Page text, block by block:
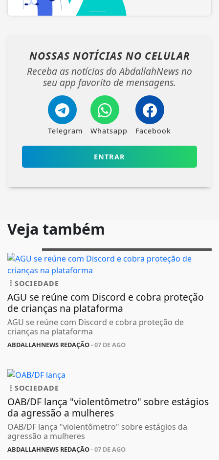
NOSSAS NOTÍCIAS NO CELULAR
Receba as notícias do AbdallahNews no
seu app favorito de mensagens.
Telegram Whatsapp Facebook
ENTRAR
Veja também
SOCIEDADE
AGU se reúne com Discord e cobra proteção
de crianças na plataforma
AGU se reúne com Discord e cobra proteção de
crianças na plataforma
ABDALLAHNEWS REDAÇÃO- 07 DE AGO
SOCIEDADE
OAB/DF lança "violentômetro" sobre estágios
da agressão a mulheres
OAB/DF lança "violentômetro" sobre estágios da
agressão a mulheres
ABDALLAHNEWS REDAÇÃO- 07 DE AGO